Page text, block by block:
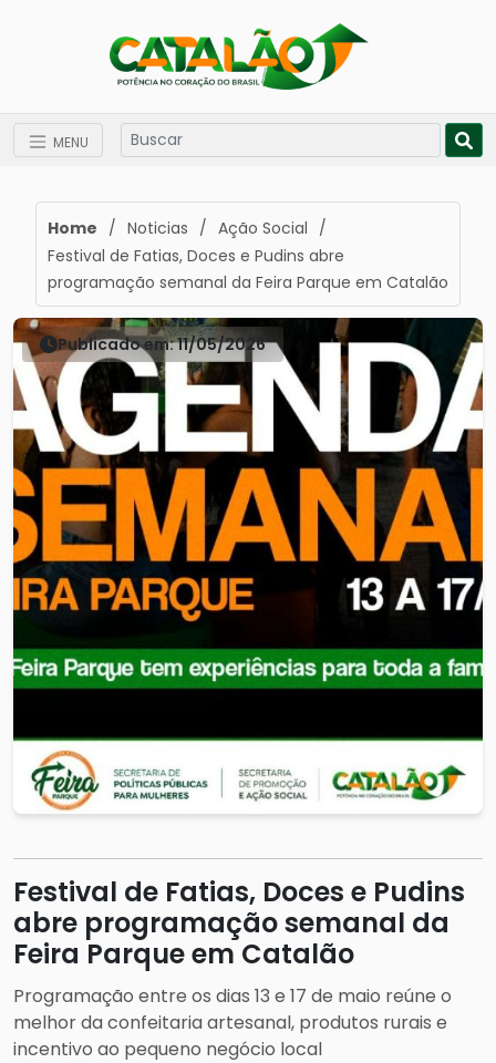
MENU
Home / Noticias / Ação Social /
Festival de Fatias, Doces e Pudins abre
programação semanal da Feira Parque em Catalão
Publicado em: 11/05/2026
Festival de Fatias, Doces e Pudins
abre programação semanal da
Feira Parque em Catalão
Programação entre os dias 13 e 17 de maio reúne o
melhor da confeitaria artesanal, produtos rurais e
incentivo ao pequeno negócio local